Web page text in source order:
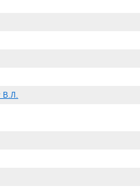
В.Л.